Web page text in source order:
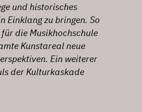
und historisches
Einklang zu bringen. So
die Musikhochschule
Kunstareal neue
Ein weiterer
der Kulturkaskade